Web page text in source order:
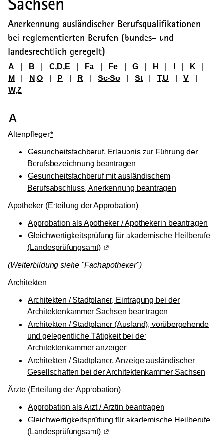
Anerkennung ausländischer Berufsqualifikationen
bei reglementierten Berufen (bundes- und
landesrechtlich geregelt)
A B C,D,E Fa Fe G H K
M
N,O P R Sc-So St T,U V
W,Z
(Wird in einem neuen Fenster
A
Altenpfleger*
Gesundheitsfachberuf, Erlaubnis zur Führung der
Berufsbezeichnung beantragen
Gesundheitsfachberuf mit ausländischem
Berufsabschluss, Anerkennung beantragen
Apotheker (Erteilung der Approbation)
Approbation als Apotheker / Apothekerin beantragen
Gleichwertigkeitsprüfung für akademische Heilberufe
(Landesprüfungsamt) (Wird in einem neuen Fenster
(Weiterbildung siehe "Fachapotheker")
Architekten
Architekten / Stadtplaner, Eintragung bei der
Architektenkammer Sachsen beantragen
Architekten / Stadtplaner (Ausland), vorübergehende
und gelegentliche Tätigkeit bei der
Architektenkammer anzeigen
Architekten / Stadtplaner, Anzeige ausländischer
Gesellschaften bei der Architektenkammer Sachsen
Ärzte (Erteilung der Approbation)
Approbation als Arzt / Ärztin beantragen
Gleichwertigkeitsprüfung für akademische Heilberufe
(Landesprüfungsamt) (Wird in einem neuen Fenster